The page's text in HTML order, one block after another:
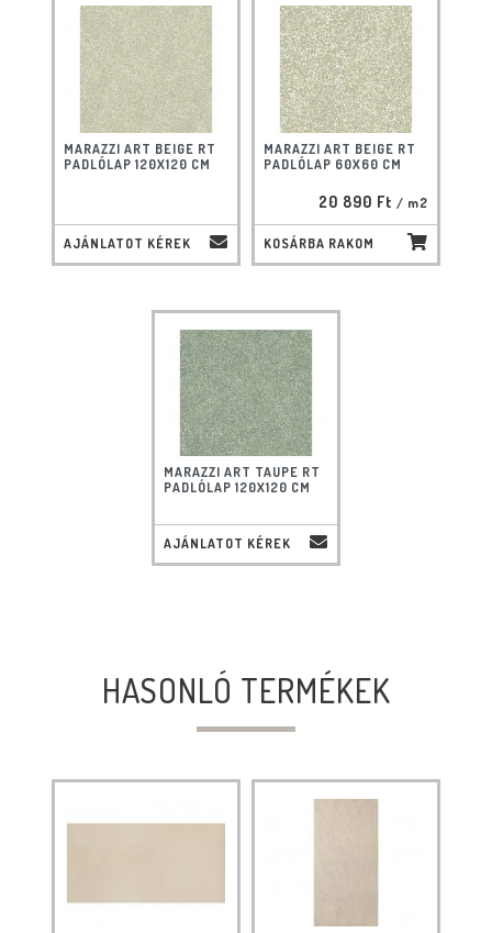
MARAZZI ART BEIGE RT
PADLÓLAP 120X120 CM
AJÁNLATOT KÉREK
MARAZZI ART BEIGE RT
PADLÓLAP 60X60 CM
20 890 Ft / m2
KOSÁRBA RAKOM
MARAZZI ART TAUPE RT
PADLÓLAP 120X120 CM
AJÁNLATOT KÉREK
HASONLÓ TERMÉKEK